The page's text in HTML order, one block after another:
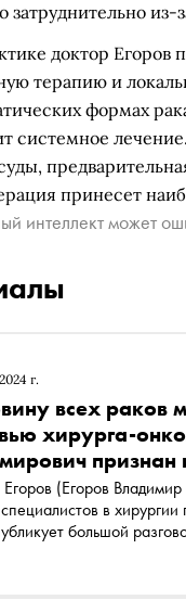
затруднительно
доктор Егоров
терапию и
формах
системное
принесет
интеллект может
г.
всех раков
хирурга-
признан
Егоров (Егоров
в
большой